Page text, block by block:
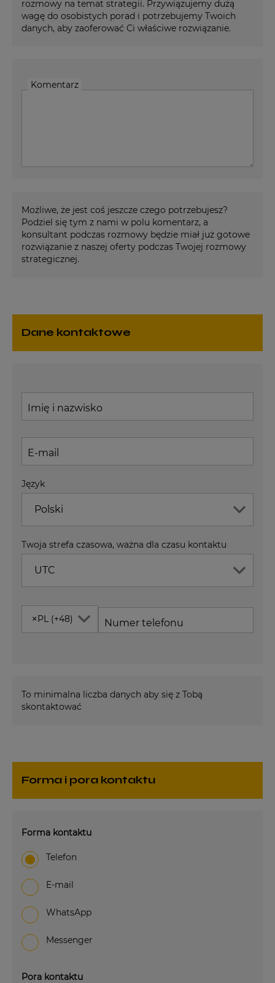
rozmowy na temat strategii. Przywiązujemy dużą
wagę do osobistych porad i potrzebujemy Twoich
danych, aby zaoferować Ci właściwe rozwiązanie.
Komentarz
Możliwe, że jest coś jeszcze czego potrzebujesz?
Podziel się tym z nami w polu komentarz, a
konsultant podczas rozmowy będzie miał już gotowe
rozwiązanie z naszej oferty podczas Twojej rozmowy
strategicznej.
Dane kontaktowe
Imię i nazwisko
E-mail
Polski
Język
UTC
Twoja strefa czasowa, ważna dla czasu kontaktu
× PL (+48) Numer telefonu
To minimalna liczba danych aby się z Tobą
skontaktować
Forma i pora kontaktu
Forma kontaktu
Telefon
e-mail
WhatsApp
Messenger
Pora kontaktu